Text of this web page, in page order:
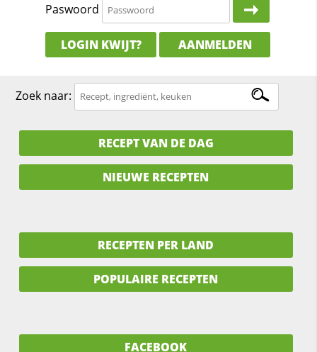
Paswoord
LOGIN KWIJT? AANMELDEN
Zoek naar:
RECEPT VAN DE DAG
NIEUWE RECEPTEN
RECEPTEN PER LAND
POPULAIRE RECEPTEN
FACEBOOK